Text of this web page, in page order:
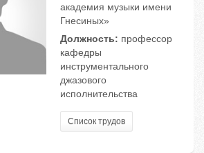
академия музыки имени
Гнесиных»
Должность: профессор
кафедры
инструментального
джазового
исполнительства
Список трудов